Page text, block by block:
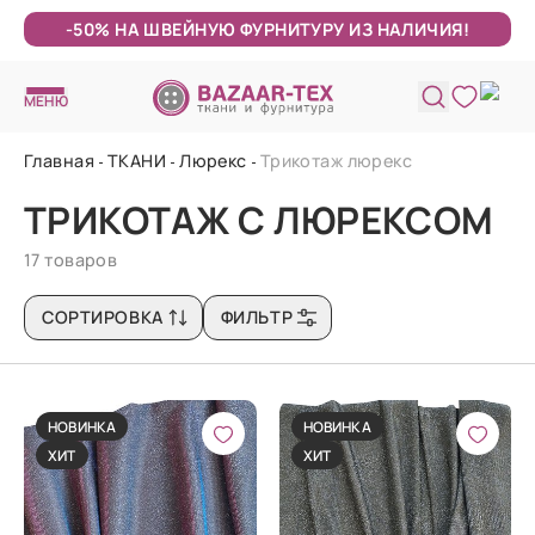
-50% НА ШВЕЙНУЮ ФУРНИТУРУ ИЗ НАЛИЧИЯ!
МЕНЮ
Главная ТКАНИ Люрекс Трикотаж люрекс
ТРИКОТАЖ С ЛЮРЕКСОМ
17 товаров
СОРТИРОВКА ФИЛЬТР
НОВИНКА
ХИТ
НОВИНКА
ХИТ